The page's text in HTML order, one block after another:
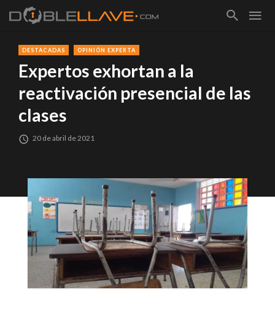
DESTACADAS OPINIÓN EXPERTA
Expertos exhortan a la
reactivación presencial de las
clases
20 de abril de 2021